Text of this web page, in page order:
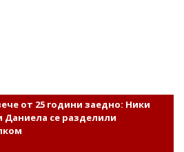
от 25 години заедно: Ники
Даниела се разделили